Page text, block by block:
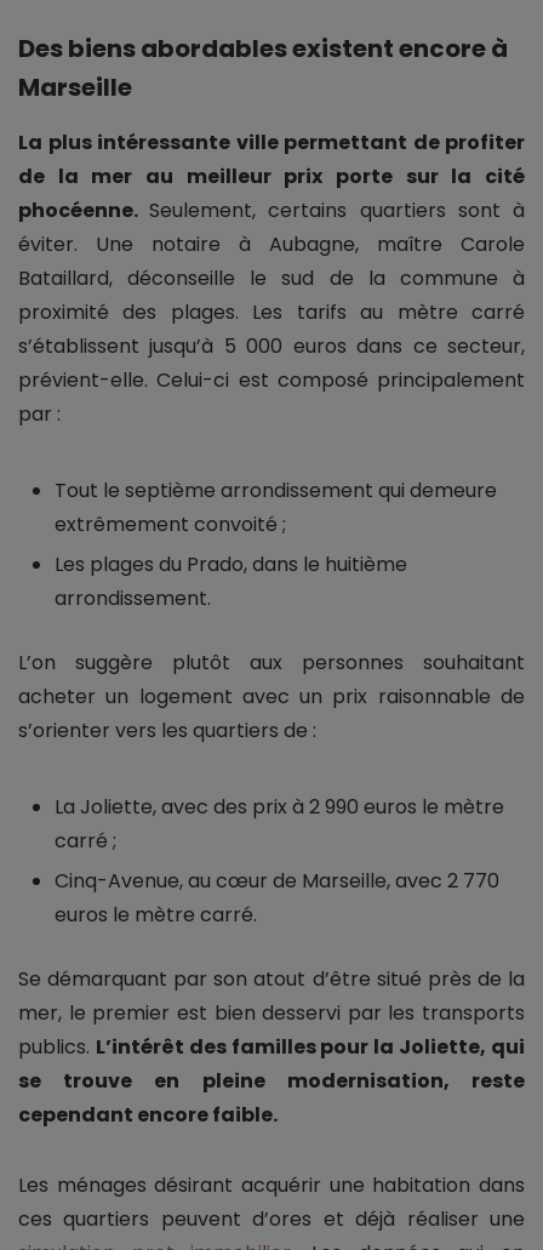
Des biens abordables existent encore à
Marseille
La plus intéressante ville permettant de profiter
de la mer au meilleur prix porte sur la cité
phocéenne.Seulement, certains quartiers sont à
éviter. Une notaire à Aubagne, maître Carole
Bataillard, déconseille le sud de la commune à
proximité des plages. Les tarifs au mètre carré
s’établissent jusqu’à 5 000 euros dans ce secteur,
prévient-elle. Celui-ci est composé principalement
par :
Tout le septième arrondissement qui demeure
extrêmement convoité ;
Les plages du Prado, dans le huitième
arrondissement.
L’on suggère plutôt aux personnes souhaitant
acheter un logement avec un prix raisonnable de
s’orienter vers les quartiers de :
La Joliette, avec des prix à 2 990 euros le mètre
carré ;
Cinq-Avenue, au cœur de Marseille, avec 2 770
euros le mètre carré.
Se démarquant par son atout d’être situé près de la
mer, le premier est bien desservi par les transports
publics. L’intérêt des familles pour la Joliette, qui
se trouve en pleine modernisation, reste
cependant encore faible.
Les ménages désirant acquérir une habitation dans
ces quartiers peuvent d’ores et déjà réaliser une